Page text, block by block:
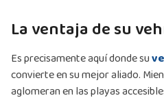
La ventaja de su
Es precisamente aquí donde su
convierte en su mejor aliado.
aglomeran en las playas